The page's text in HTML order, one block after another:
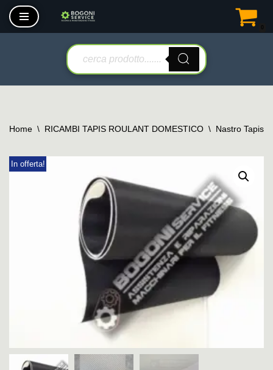
Vai
Home \ RICAMBI TAPIS ROULANT DOMESTICO \ Nastro Tapis
In offerta!